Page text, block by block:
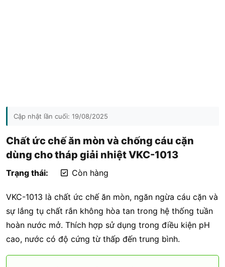
Cập nhật lần cuối: 19/08/2025
Chất ức chế ăn mòn và chống cáu cặn
dùng cho tháp giải nhiệt VKC-1013
Trạng thái: Còn hàng
VKC-1013 là chất ức chế ăn mòn, ngăn ngừa cáu cặn và
sự lắng tụ chất rắn không hòa tan trong hệ thống tuần
hoàn nước mở. Thích hợp sử dụng trong điều kiện pH
cao, nước có độ cứng từ thấp đến trung bình.